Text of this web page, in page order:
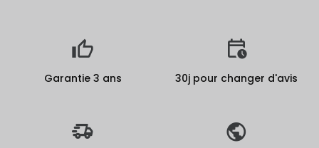
Bluetooth
Géolocalisation
Garantie 3 ans 30j pour changer d'avis